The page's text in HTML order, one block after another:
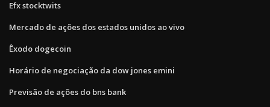
Efx stocktwits
Mercado de ações dos estados unidos ao vivo
Êxodo dogecoin
Horário de negociação da dow jones emini
Previsão de ações do bns bank